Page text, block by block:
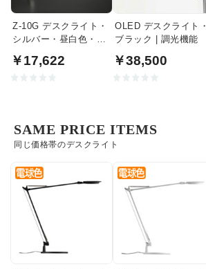
Z-10G デスクライト・
シルバー・昼白色・調
￥17,622
OLED デスクライト・
ブラック | 調光機能
￥38,500
同じ価格帯のデスクライト
SAME PRICE ITEMS